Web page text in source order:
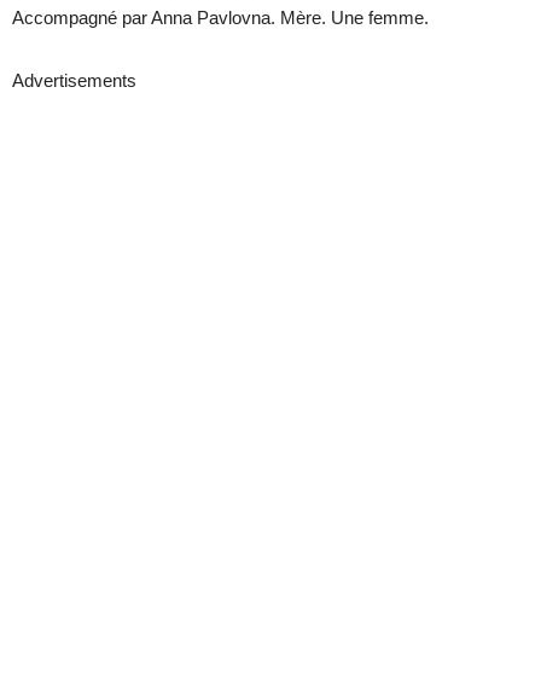
Accompagné par Anna Pavlovna. Mère. Une femme.
Advertisements